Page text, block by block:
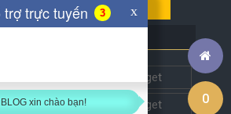
0
Get this widget
Get this widget
trợ trực tuyến 4 x
xin chào bạn!